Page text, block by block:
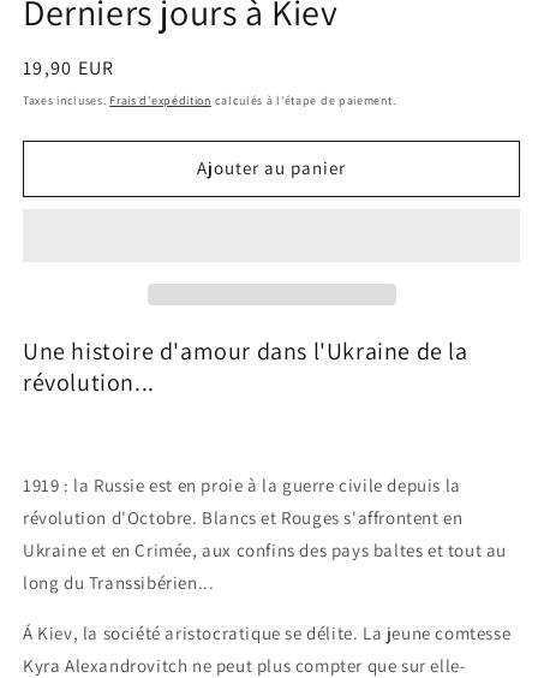
Derniers jours à Kiev
Prix
habituel
19,90 EUR
Taxes incluses. Frais d'expédition calculés à l'étape de paiement.
Ajouter au panier
Une histoire d'amour dans l'Ukraine de la
révolution...
1919 : la Russie est en proie à la guerre civile depuis la
révolution d'Octobre. Blancs et Rouges s'affrontent en
Ukraine et en Crimée, aux confins des pays baltes et tout au
long du Transsibérien...
Á Kiev, la société aristocratique se délite. La jeune comtesse
Kyra Alexandrovitch ne peut plus compter que sur elle-